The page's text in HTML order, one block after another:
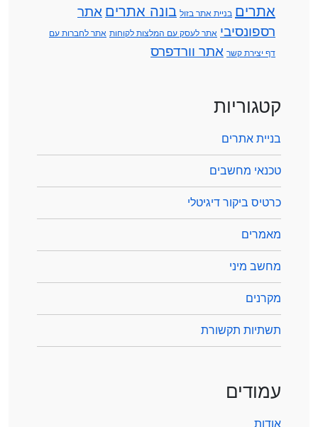
אתרים בניית אתר בזול בונה אתרים אתר
רספונסיבי אתר לעסק עם המלצות לקוחות אתר לחברות עם
דף יצירת קשר אתר וורדפרס
קטגוריות
בניית אתרים
טכנאי מחשבים
כרטיס ביקור דיגיטלי
מאמרים
מחשב מיני
מקרנים
תשתיות תקשורת
עמודים
אודות